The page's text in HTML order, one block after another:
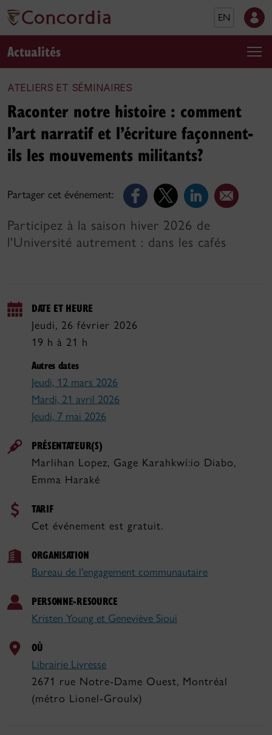
EN
Actualités
ATELIERS ET SÉMINAIRES
Partager cet événement:
Raconter notre histoire : comment
l’art narratif et l’écriture façonnent-
ils les mouvements militants?
Participez à la saison hiver 2026 de
l'Université autrement : dans les cafés
DATE ET HEURE
Jeudi, 26 février 2026
19 h à 21 h
Autres dates
Jeudi, 12 mars 2026
Mardi, 21 avril 2026
Jeudi, 7 mai 2026
PRÉSENTATEUR(S)
Marlihan Lopez, Gage Karahkwí:io Diabo,
Emma Haraké
TARIF
Cet événement est gratuit.
ORGANISATION
Bureau de l'engagement communautaire
PERSONNE-RESOURCE
Kristen Young et Geneviève Sioui
OÙ
Librairie Livresse
2671 rue Notre-Dame Ouest, Montréal
(métro Lionel-Groulx)